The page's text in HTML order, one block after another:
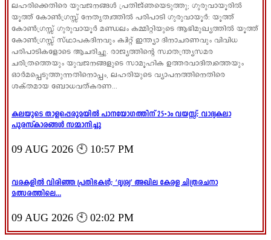
ലഹരിക്കെതിരെ യുവജനങ്ങൾ പ്രതിജ്ഞയെടുത്തു; ഗുരുവായൂരിൽ
യൂത്ത് കോൺഗ്രസ്സ് നേതൃത്വത്തിൽ പരിപാടി ഗുരുവായൂർ: യൂത്ത്
കോൺഗ്രസ്സ് ഗുരുവായൂർ മണ്ഡലം കമ്മിറ്റിയുടെ ആഭിമുഖ്യത്തിൽ യൂത്ത്
കോൺഗ്രസ്സ് സ്ഥാപകദിനവും ക്വിറ്റ് ഇന്ത്യാ ദിനാചരണവും വിവിധ
പരിപാടികളോടെ ആചരിച്ചു. രാജ്യത്തിന്റെ സ്വാതന്ത്ര്യസമര
ചരിത്രത്തെയും യുവജനങ്ങളുടെ സാമൂഹിക ഉത്തരവാദിത്വത്തെയും
ഓർമപ്പെടുത്തുന്നതിനൊപ്പം, ലഹരിയുടെ വ്യാപനത്തിനെതിരെ
ശക്തമായ ബോധവത്കരണ...
കലയുടെ താളപ്പെരുമയിൽ പാനയോഗത്തിന് 25-ാം വയസ്സ്; വാദ്യകലാ
പുരസ്‌കാരങ്ങൾ സമ്മാനിച്ചു
09 AUG 2026 🕙 10:57 PM
വരകളിൽ വിരിഞ്ഞ പ്രതിഭകൾ; ‘ദൃശ്യ’ അഖില കേരള ചിത്രരചനാ
മത്സരത്തിലെ...
09 AUG 2026 🕙 02:02 PM